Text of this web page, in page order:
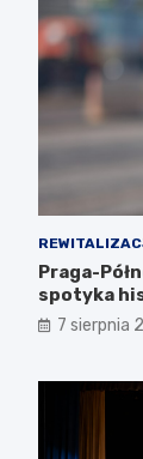
Praga-
spotyka
7 sierpnia